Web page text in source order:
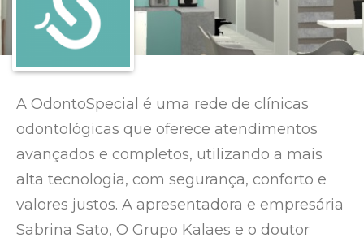
A OdontoSpecial é uma rede de clínicas
odontológicas que oferece atendimentos
avançados e completos, utilizando a mais
alta tecnologia, com segurança, conforto e
valores justos. A apresentadora e empresária
Sabrina Sato, O Grupo Kalaes e o doutor